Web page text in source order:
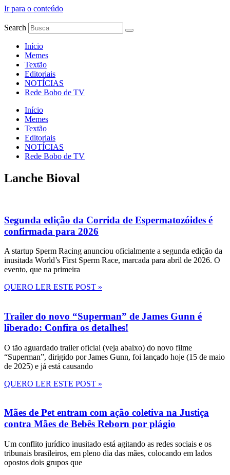
Ir para o conteúdo
Search
Início
Memes
Textão
Editoriais
NOTÍCIAS
Rede Bobo de TV
Início
Memes
Textão
Editoriais
NOTÍCIAS
Rede Bobo de TV
Lanche Bioval
Segunda edição da Corrida de Espermatozóides é
confirmada para 2026
A startup Sperm Racing anunciou oficialmente a segunda edição da
inusitada World’s First Sperm Race, marcada para abril de 2026. O
evento, que na primeira
QUERO LER ESTE POST »
Trailer do novo “Superman” de James Gunn é
liberado: Confira os detalhes!
O tão aguardado trailer oficial (veja abaixo) do novo filme
“Superman”, dirigido por James Gunn, foi lançado hoje (15 de maio
de 2025) e já está causando
QUERO LER ESTE POST »
Mães de Pet entram com ação coletiva na Justiça
contra Mães de Bebês Reborn por plágio
Um conflito jurídico inusitado está agitando as redes sociais e os
tribunais brasileiros, em pleno dia das mães, colocando em lados
opostos dois grupos que